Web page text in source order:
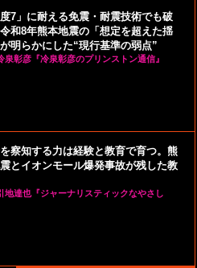
度7」に耐える免震・耐震技術でも破
和8年熊本地震の「想定を超えた揺
明らかにした“現行基準の弱点”
泉彰彦『冷泉彰彦のプリンストン通信』
察知する力は経験と教育で育つ。熊
とイオンモール爆発事故が残した教
地達也『ジャーナリスティックなやさし